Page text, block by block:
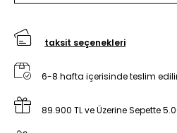
taksit seçenekleri
6-8 hafta içerisinde teslim
89.900 TL ve Üzerine Sepette